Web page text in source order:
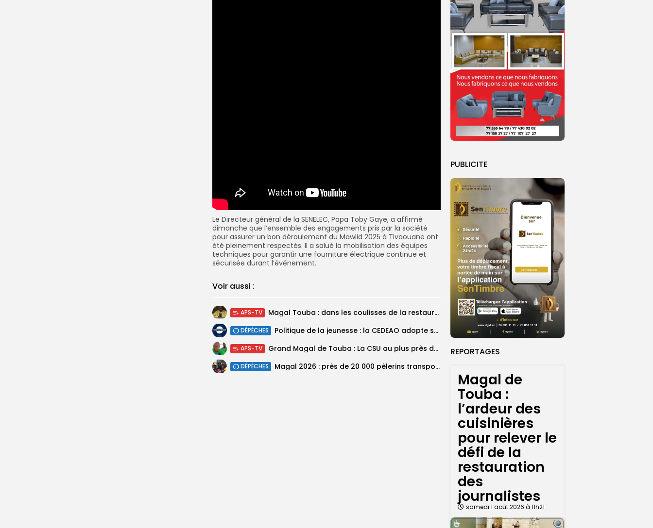
PUBLICITE
REPORTAGES
Magal de
Touba :
l’ardeur des
cuisinières
pour relever le
défi de la
restauration
des
journalistes
samedi 1 août 2026 à 11h21
Le Directeur général de la SENELEC, Papa Toby Gaye, a affirmé
dimanche que l’ensemble des engagements pris par la société
pour assurer un bon déroulement du Mawlid 2025 à Tivaouane ont
été pleinement respectés. Il a salué la mobilisation des équipes
techniques pour garantir une fourniture électrique continue et
sécurisée durant l’événement.
Voir aussi :
APS-TV Magal Touba : dans les coulisses de la restauration de la presse...
DÉPÊCHES Politique de la jeunesse : la CEDEAO adopte son plan d’actions stratégiques...
APS-TV Grand Magal de Touba : La CSU au plus près des pèlerins
DÉPÊCHES Magal 2026 : près de 20 000 pèlerins transportés vers Touba en...